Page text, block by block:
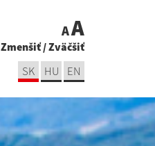
AA
Zmenšiť/Zväčšiť
SK HU EN